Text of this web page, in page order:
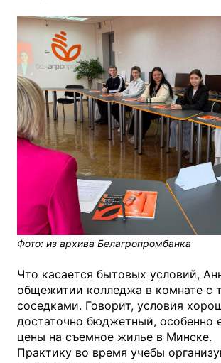
Фото: из архива Белагропромбанка
Что касается бытовых условий,
общежитии колледжа в комнате с
соседками. Говорит, условия
достаточно бюджетный, особенно
цены на съемное жилье в Минске.
Практику во время учебы